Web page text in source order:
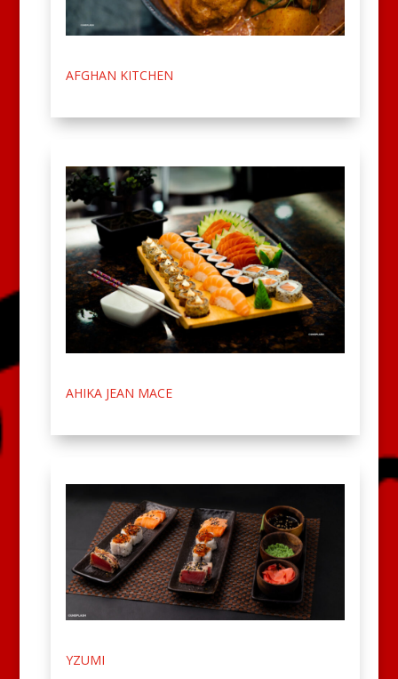
AFGHAN KITCHEN
AHIKA JEAN MACE
YZUMI